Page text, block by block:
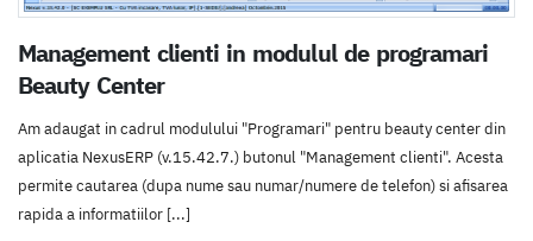
Management clienti in modulul de programari
Beauty Center
Am adaugat in cadrul modulului "Programari" pentru beauty center din
aplicatia NexusERP (v.15.42.7.) butonul "Management clienti". Acesta
permite cautarea (dupa nume sau numar/numere de telefon) si afisarea
rapida a informatiilor [...]